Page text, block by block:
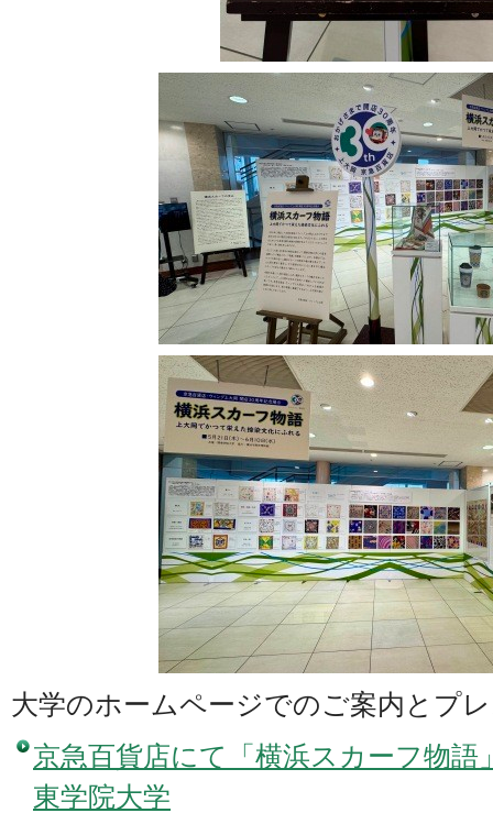
大学のホームページでのご案内とプ
京急百貨店にて「横浜スカーフ物語
東学院大学